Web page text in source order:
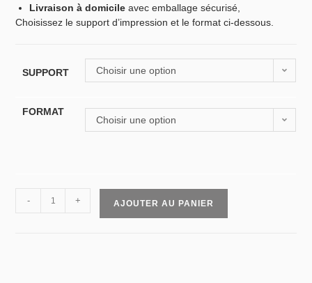
Livraison à domicile avec emballage sécurisé,
Choisissez le support d’impression et le format ci-dessous.
SUPPORT Choisir une option
FORMAT
Choisir une option
- + AJOUTER AU PANIER